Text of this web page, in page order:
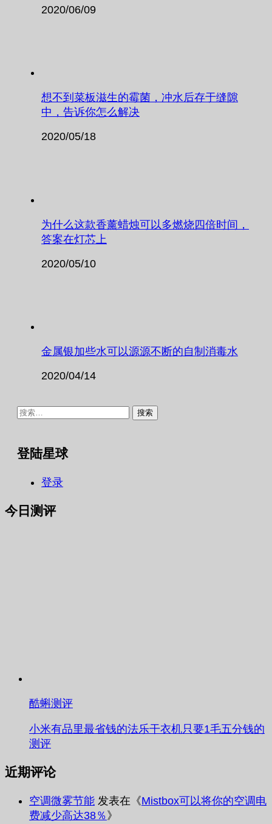
2020/06/09
想不到菜板滋生的霉菌，冲水后存于缝隙
中，告诉你怎么解决
2020/05/18
为什么这款香薰蜡烛可以多燃烧四倍时间，
答案在灯芯上
2020/05/10
金属银加些水可以源源不断的自制消毒水
2020/04/14
搜
登陆星球
登录
今日测评
酷蝌测评
小米有品里最省钱的法乐干衣机只要1毛五分钱的
测评
近期评论
空调微雾节能 发表在《Mistbox可以将你的空调电
费减少高达38％ 》